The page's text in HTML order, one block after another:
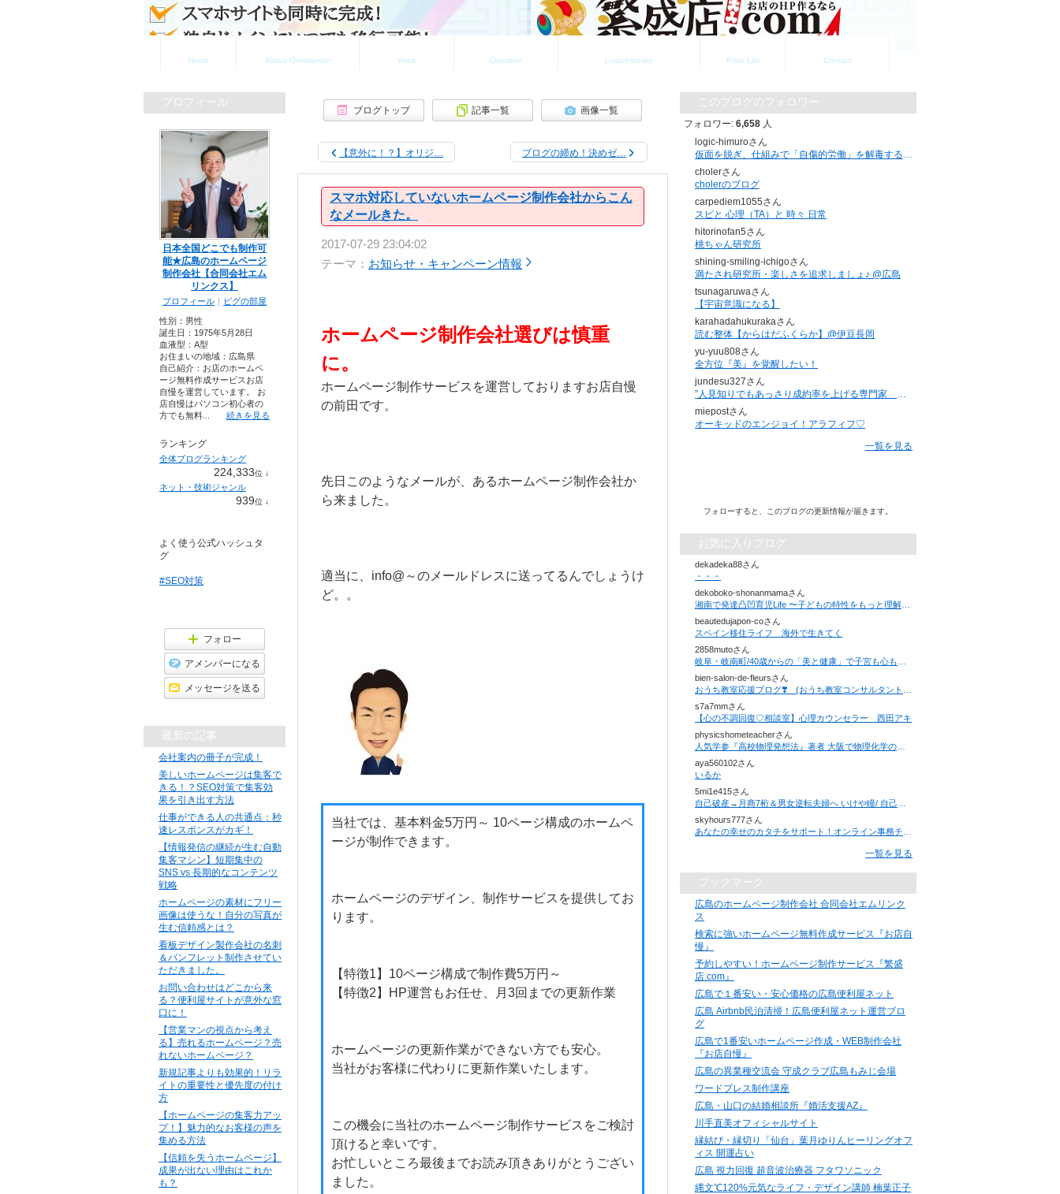
ブログトップ 記事一覧 画像一覧
【意外に！？】オリジ… ブログの締め！決めゼ…
スマホ対応していないホームページ制作会社からこん
なメールきた。
2017-07-29 23:04:02
テーマ： お知らせ・キャンペーン情報
ホームページ制作会社選びは慎重
に。
ホームページ制作サービスを運営しておりますお店自慢
の前田です。
先日このようなメールが、あるホームページ制作会社か
ら来ました。
適当に、info@～のメールドレスに送ってるんでしょうけ
ど。。
当社では、基本料金5万円～ 10ページ構成のホームペ
ージが制作できます。
ホームページのデザイン、制作サービスを提供してお
ります。
【特徴1】10ページ構成で制作費5万円～
【特徴2】HP運営もお任せ、月3回までの更新作業
ホームページの更新作業ができない方でも安心。
当社がお客様に代わりに更新作業いたします。
この機会に当社のホームページ制作サービスをご検討
頂けると幸いです。
お忙しいところ最後までお読み頂きありがとうござい
ました。
このブログのフォロワー
フォロワー: 6,658 人
logic-himuroさん
仮面を脱ぎ、仕組みで「自傷的労働」を解毒する。 ｜頑張ってるのに苦しい人へ
cholerさん
cholerのブログ
carpediem1055さん
スピと 心理（TA）と 時々 日常
hitorinofan5さん
桃ちゃん研究所
shining-smiling-ichigoさん
満たされ研究所・楽しさを追求しましょ♪ @広島
tsunagaruwaさん
【宇宙意識になる】
karahadahukurakaさん
読む整体【からはだふくらか】@伊豆長岡
yu-yuu808さん
全方位『美』を覚醒したい！
jundesu327さん
”人見知りでもあっさり成約率を上げる専門家 ジュンジ”のブログ
miepostさん
オーキッドのエンジョイ！アラフィフ♡
一覧を見る
フォローすると、このブログの更新情報が届きます。
お気に入りブログ
dekadeka88さん
・・・
dekoboko-shonanmamaさん
beautedujapon-coさん
スペイン移住ライフ 海外で生きてく
2858mutoさん
bien-salon-de-fleursさん
s7a7mmさん
【心の不調回復♡相談室】心理カウンセラー 西田アキ
physicshometeacherさん
aya560102さん
いるか
5mi1e415さん
skyhours777さん
一覧を見る
ブックマーク
広島のホームページ制作会社 合同会社エムリンク
ス
検索に強いホームページ無料作成サービス『お店自
慢』
予約しやすい！ホームページ制作サービス『繁盛
店.com』
広島で１番安い・安心価格の広島便利屋ネット
広島 Airbnb民泊清掃！広島便利屋ネット運営ブロ
グ
広島で1番安いホームページ作成・WEB制作会社
『お店自慢』
広島の異業種交流会 守成クラブ広島もみじ会場
ワードプレス制作講座
広島・山口の結婚相談所『婚活支援AZ』
川手直美オフィシャルサイト
縁結び・縁切り「仙台」葉月ゆりんヒーリングオフ
ィス 開運占い
広島 視力回復 超音波治療器 フタワソニック
縄文℃120%元気なライフ・デザイン講師 楠葉正子
プロフィール
日本全国どこでも制作可
能★広島のホームページ
制作会社【合同会社エム
リンクス】
プロフィール ｜ ピグの部屋
性別： 男性
誕生日： 1975年5月28日
血液型： A型
お住まいの地域： 広島県
自己紹介：お店のホームペ
ージ無料作成サービスお店
自慢を運営しています。 お
店自慢はパソコン初心者の
方でも無料...
続きを見る
ランキング
全体ブログランキング
224,333位 ↓
ネット・技術ジャンル
939位 ↓
よく使う公式ハッシュタ
グ
#SEO対策
フォロー
アメンバーになる
メッセージを送る
最新の記事
会社案内の冊子が完成！
美しいホームページは集客で
きる！？SEO対策で集客効
果を引き出す方法
仕事ができる人の共通点：秒
速レスポンスがカギ！
【情報発信の継続が生む自動
集客マシン】短期集中の
SNS vs 長期的なコンテンツ
戦略
ホームページの素材にフリー
画像は使うな！自分の写真が
生む信頼感とは？
看板デザイン製作会社の名刺
＆パンフレット制作させてい
ただきました。
お問い合わせはどこから来
る？便利屋サイトが意外な窓
口に！
【営業マンの視点から考え
る】売れるホームページ？売
れないホームページ？
新規記事よりも効果的！リラ
イトの重要性と優先度の付け
方
【ホームページの集客力アッ
プ！】魅力的なお客様の声を
集める方法
【信頼を失うホームページ】
成果が出ない理由はこれか
も？
Home About Omisejiman Voice Question Logo/Header Price List Contact